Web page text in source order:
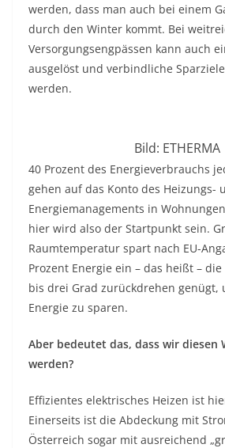
werden, dass man auch bei einem
durch den Winter kommt. Bei
Versorgungsengpässen kann auch
ausgelöst und verbindliche
werden.
Bild: ETHERMA
40 Prozent des Energieverbrauchs
gehen auf das Konto des Heizungs-
Energiemanagements in
hier wird also der Startpunkt sein.
Raumtemperatur spart nach EU-
Prozent Energie ein – das heißt –
bis drei Grad zurückdrehen genügt,
Energie zu sparen.
Aber bedeutet das, dass wir diesen
werden?
Effizientes elektrisches Heizen ist
Einerseits ist die Abdeckung mit
Österreich sogar mit ausreichend